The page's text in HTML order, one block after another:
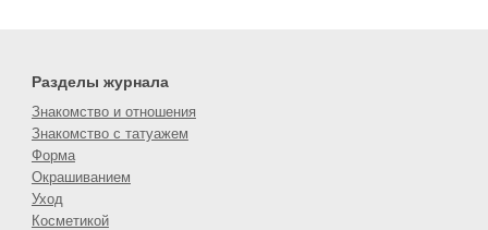
Разделы журнала
Знакомство и отношения
Знакомство с татуажем
Форма
Окрашиванием
Уход
Косметикой